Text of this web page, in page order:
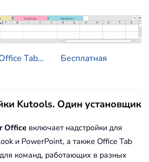
Tab...
Бесплатная
Kutools. Один установщик
Office включает надстройки для
и PowerPoint, а также Office Tab
команд, работающих в разных